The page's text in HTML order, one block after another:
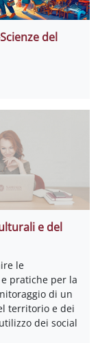
del
e del
le
pratiche per la
di un
territorio e dei
dei social